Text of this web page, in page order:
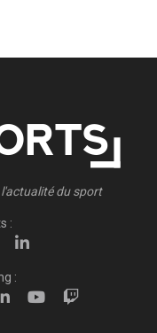
l'actualité du sport
:
: